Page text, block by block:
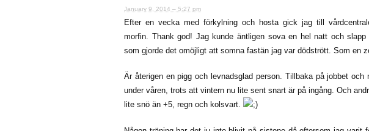
January 9, 2014 – 5:27 pm
Efter en vecka med förkylning och hosta gick jag till
morfin. Thank god! Jag kunde äntligen sova en hel natt och
som gjorde det omöjligt att somna fastän jag var dödstrött. Som en
Är återigen en pigg och levnadsglad person. Tillbaka på jobbet
under våren, trots att vintern nu lite sent snart är på ingång. Och
lite snö än +5, regn och kolsvart.